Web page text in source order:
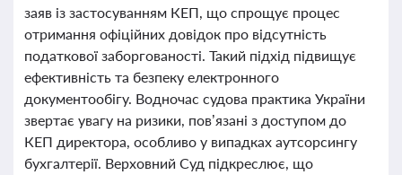
заяв із застосуванням КЕП, що спрощує процес
отримання офіційних довідок про відсутність
податкової заборгованості. Такий підхід підвищує
ефективність та безпеку електронного
документообігу. Водночас судова практика України
звертає увагу на ризики, пов’язані з доступом до
КЕП директора, особливо у випадках аутсорсингу
бухгалтерії. Верховний Суд підкреслює, що